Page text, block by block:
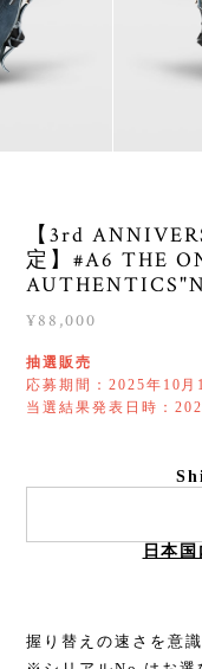
【3rd
定】#A6 THE
¥88,000
抽選販売
応募期間：2025年10
当選結果発表日時：
日本
握り替えの速さを意